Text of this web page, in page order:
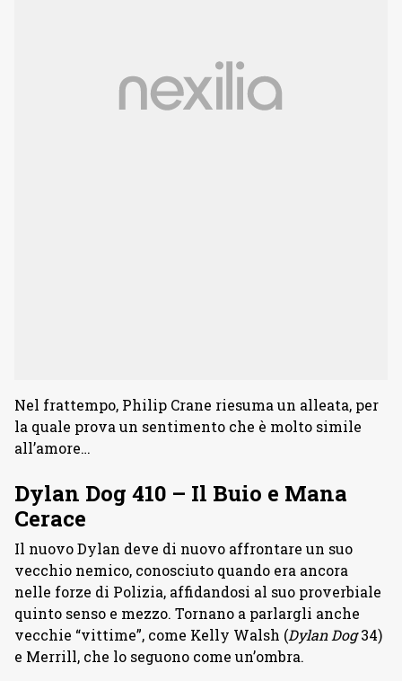
Nel frattempo, Philip Crane riesuma un alleata, per
la quale prova un sentimento che è molto simile
all’amore…
Dylan Dog 410 – Il Buio e Mana
Cerace
Il nuovo Dylan deve di nuovo affrontare un suo
vecchio nemico, conosciuto quando era ancora
nelle forze di Polizia, affidandosi al suo proverbiale
quinto senso e mezzo. Tornano a parlargli anche
vecchie “vittime”, come Kelly Walsh (Dylan Dog34)
e Merrill, che lo seguono come un’ombra.